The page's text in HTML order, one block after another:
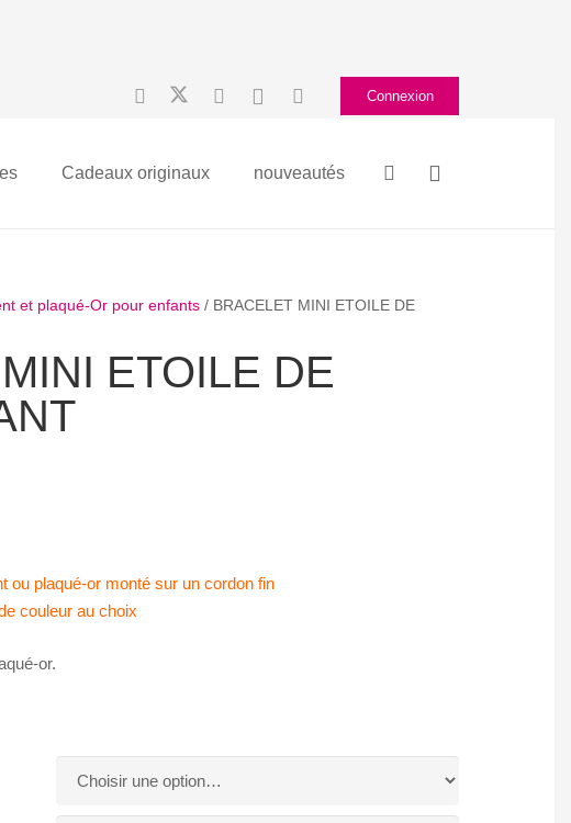
Connexion
Cadeaux originaux nouveautés
et plaqué-Or pour enfants/ BRACELET MINI ETOILE DE
ETOILE DE
ou plaqué-or monté sur un cordon fin
couleur au choix
or.